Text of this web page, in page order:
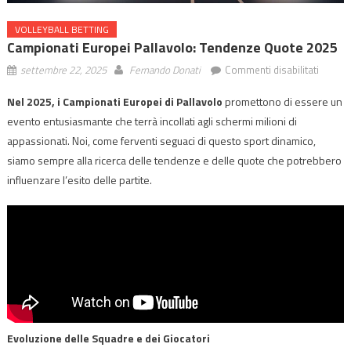
VOLLEYBALL BETTING
Campionati Europei Pallavolo: Tendenze Quote 2025
settembre 22, 2025 Fernando Donati Commenti disabilitatisu
Quote
Nel 2025, i Campionati Europei di Pallavolopromettono di essere un
evento entusiasmante che terrà incollati agli schermi milioni di
appassionati. Noi, come ferventi seguaci di questo sport dinamico,
siamo sempre alla ricerca delle tendenze e delle quote che potrebbero
influenzare l’esito delle partite.
Evoluzione delle Squadre e dei Giocatori